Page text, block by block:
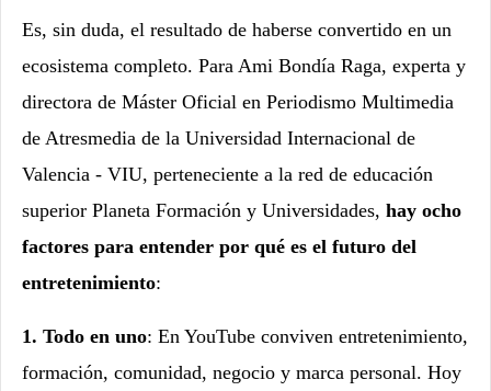
Es, sin duda, el resultado de haberse convertido en un
ecosistema completo. Para Ami Bondía Raga, experta y
directora de Máster Oficial en Periodismo Multimedia
de Atresmedia de la Universidad Internacional de
Valencia - VIU, perteneciente a la red de educación
superior Planeta Formación y Universidades, hay ocho
factores para entender por qué es el futuro del
entretenimiento:
1. Todo en uno: En YouTube conviven entretenimiento,
formación, comunidad, negocio y marca personal. Hoy